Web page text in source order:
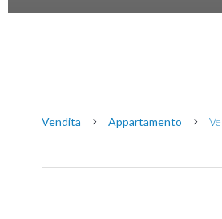
Vendita Appartamento